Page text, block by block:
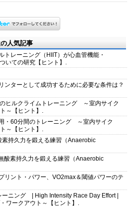
人気記事
トレーニング（HIIT）が心血管機能・
いての研究【ヒント】.
ンターとして成功するために必要な条件は？
ヒルクライムトレーニング ～室内サイク
～【ヒント】.
・60分間のトレーニング ～室内サイク
～【ヒント】.
持久力を鍛える練習（Anaerobic
素持久力を鍛える練習（Anaerobic
ント・パワー、VO2max＆閾値パワーのテ
ーニング | High Intensity Race Day Effort |
ワークアウト～【ヒント】.